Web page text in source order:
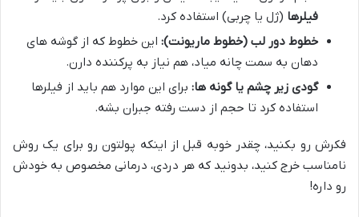
فیلرها (ژل یا چربی) استفاده کرد.
خطوط دور لب (خطوط ماریونت): این خطوط که از گوشه های
دهان به سمت چانه میاد، هم نیاز به پرکننده دارن.
گودی زیر چشم یا گونه ها: برای این موارد هم باید از فیلرها
استفاده کرد تا حجم از دست رفته جبران بشه.
فکرش رو بکنید، چقدر خوبه قبل از اینکه پولتون رو برای یک روش
نامناسب خرج کنید، بدونید که هر دردی، درمانی مخصوص به خودش
رو داره!